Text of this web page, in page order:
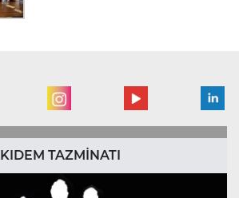
KIDEM TAZMİNATI